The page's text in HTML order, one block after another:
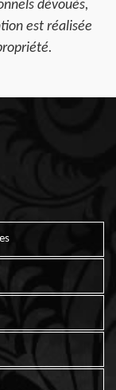
dévoués,
est réalisée